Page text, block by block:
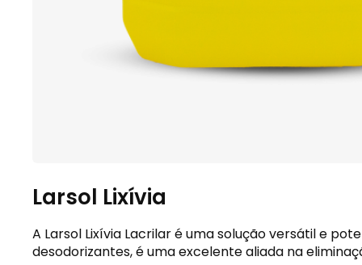
Larsol Lixívia
A Larsol Lixívia Lacrilar é uma solução versátil e
desodorizantes, é uma excelente aliada na